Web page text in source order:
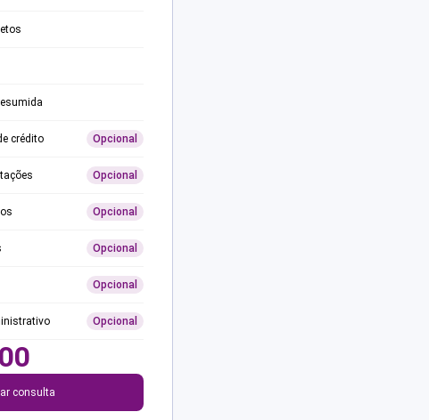
crédito Opcional
Opcional
Opcional
Opcional
Opcional
Opcional
consulta